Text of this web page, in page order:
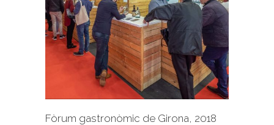
+
Fòrum gastronòmic de Girona, 2018